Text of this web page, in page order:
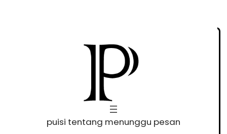
puisi tentang menunggu pesan